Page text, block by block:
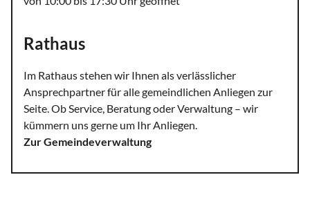
Rathaus
Im Rathaus stehen wir Ihnen als verlässlicher
Ansprechpartner für alle gemeindlichen Anliegen zur
Seite. Ob Service, Beratung oder Verwaltung – wir
kümmern uns gerne um Ihr Anliegen.
Zur Gemeindeverwaltung